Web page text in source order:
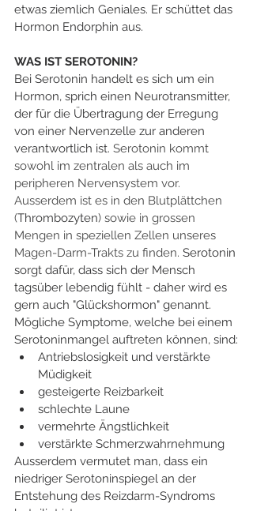
etwas ziemlich Geniales. Er schüttet das
Hormon Endorphin aus.
WAS IST SEROTONIN?
Bei Serotonin handelt es sich um ein
Hormon, sprich einen Neurotransmitter,
der für die Übertragung der Erregung
von einer Nervenzelle zur anderen
verantwortlich ist. Serotonin kommt
sowohl im zentralen als auch im
peripheren Nervensystem vor.
Ausserdem ist es in den Blutplättchen
(Thrombozyten) sowie in grossen
Mengen in speziellen Zellen unseres
Magen-Darm-Trakts zu finden. Serotonin
sorgt dafür, dass sich der Mensch
tagsüber lebendig fühlt - daher wird es
gern auch "Glückshormon" genannt.
Mögliche Symptome, welche bei einem
Serotoninmangel auftreten können, sind:
Antriebslosigkeit und verstärkte
Müdigkeit
gesteigerte Reizbarkeit
schlechte Laune
vermehrte Ängstlichkeit
verstärkte Schmerzwahrnehmung
Ausserdem vermutet man, dass ein
niedriger Serotoninspiegel an der
Entstehung des Reizdarm-Syndroms